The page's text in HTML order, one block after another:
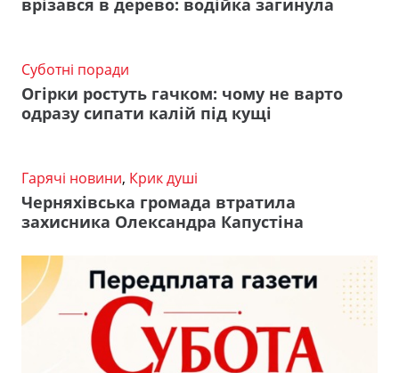
врізався в дерево: водійка загинула
Суботні поради
Огірки ростуть гачком: чому не варто
одразу сипати калій під кущі
Гарячі новини, Крик душі
Черняхівська громада втратила
захисника Олександра Капустіна